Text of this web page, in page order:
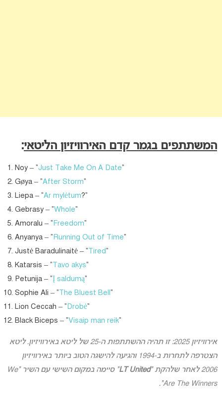
המשתתפים בגמר קדם האירוויזיון הליטאי:
Noy – “Just Take Me On A Date
Gøya – “After Storm
Liepa – “Ar mylėtum?”
Gebrasy – “Whole
Amoralu – “Freedom
Anyanya – “Running Out of Time
Justė Baradulinaitė – “
Tired
Katarsis – “
Tavo akys
Petunija – “Į saldumą
Sophie Ali – “
The Bluest Bell
Lion Ceccah – “Drobė
Black Biceps – “Visaip man reik
אירוויזיון 2025: זו תהיה ההשתתפות ה-25 של ליטא באירוויזיון. ליטא
הצטרפה לתחרות ב-1994 והגיעה להישגה הטוב ביותר באירוויזיון
2006 לאחר שלהקת “
LT United
” סיימה במקום השישי עם השיר “We
Are The Winners”.